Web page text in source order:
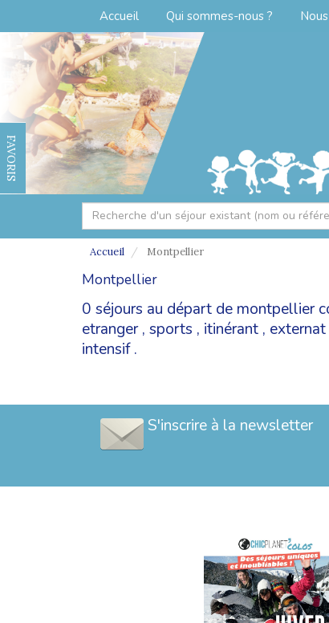
Accueil Qui sommes-nous ?
FAVORIS
Accueil Montpellier
Montpellier
0 séjours au départ de montpellier
etranger, sports , itinérant , externat
intensif.
S'inscrire à la newsletter